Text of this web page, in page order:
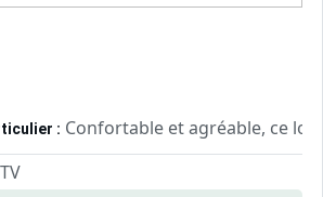
:
TV